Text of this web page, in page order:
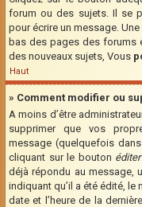
forum ou des sujets. Il se
pour écrire un message.
bas des pages des forums
des nouveaux sujets, Vous
Haut
» Comment modifier ou
A moins d’être
supprimer que vos
message (quelquefois
cliquant sur le bouton éditer
déjà répondu au message,
indiquant qu’il a été édité,
date et l’heure de la